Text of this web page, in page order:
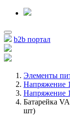
b2b портал
Элементы
Напряжение
Напряжение
Батарейка
шт)